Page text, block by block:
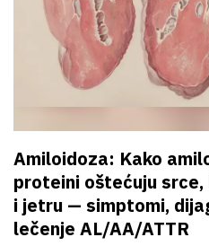
Amiloidoza: Kako
proteini oštećuju srce,
i jetru — simptomi,
lečenje AL/AA/ATTR